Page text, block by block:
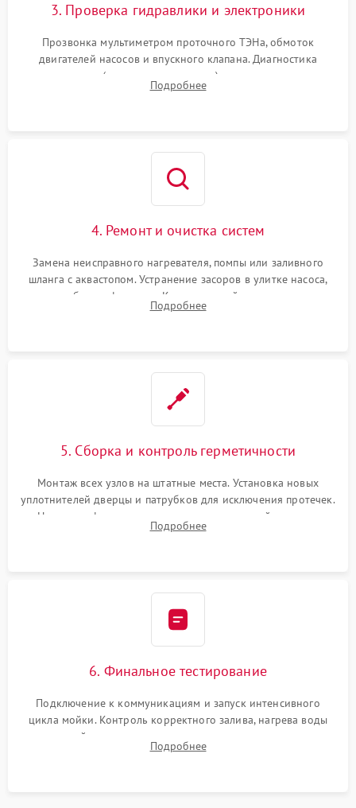
3. Проверка гидравлики и электроники
Прозвонка мультиметром проточного ТЭНа, обмоток
двигателей насосов и впускного клапана. Диагностика
прессостата (датчика уровня воды), датчика мутности,
концевика дверцы и электронного модуля управления.
Подробнее
4. Ремонт и очистка систем
Замена неисправного нагревателя, помпы или заливного
шланга с аквастопом. Устранение засоров в улитке насоса,
патрубках и фильтрах. Компонентный ремонт платы
управления, восстановление поврежденной проводки.
Подробнее
5. Сборка и контроль герметичности
Монтаж всех узлов на штатные места. Установка новых
уплотнителей дверцы и патрубков для исключения протечек.
Надежная фиксация хомутов гидравлической системы,
сборка корпуса и установка датчика поплавка.
Подробнее
6. Финальное тестирование
Подключение к коммуникациям и запуск интенсивного
цикла мойки. Контроль корректного залива, нагрева воды
до нужной температуры, отсутствия посторонних шумов,
штатного слива и абсолютной сухости в поддоне.
Подробнее